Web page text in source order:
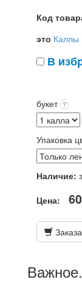
Код
это Каллы
В
букет ?
Упаковка
Наличие:
Цена: